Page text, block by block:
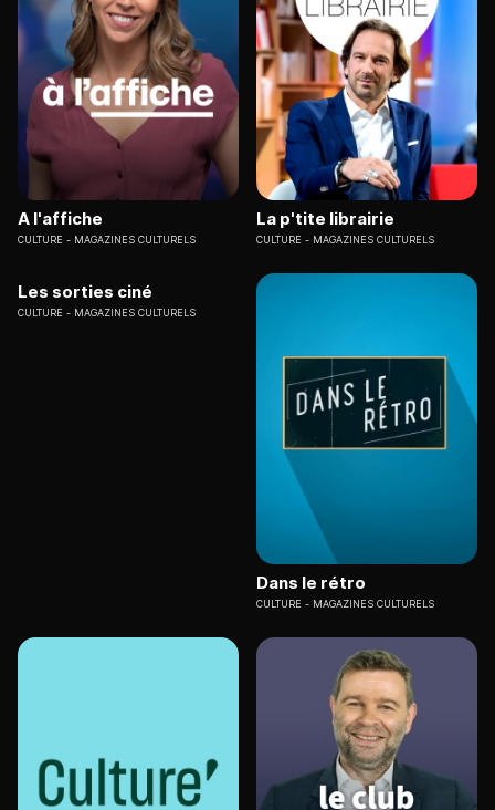
A l'affiche
CULTURE MAGAZINES CULTURELS
La p'tite librairie
CULTURE MAGAZINES CULTURELS
Les sorties ciné
CULTURE MAGAZINES CULTURELS
Dans le rétro
CULTURE MAGAZINES CULTURELS